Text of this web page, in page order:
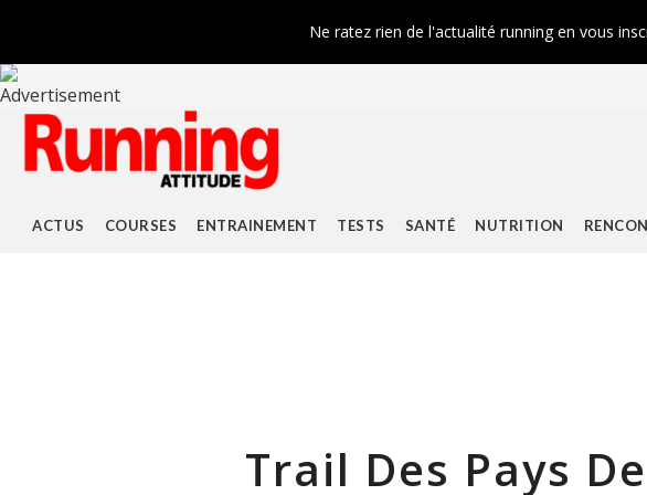
ACTUS COURSES ENTRAINEMENT TESTS SANTÉ NUTRITION
Trail Des Pays
Ne ratez rien de l'actualité running en vous